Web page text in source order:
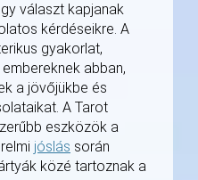
választ kapjanak
kérdéseikre. A
gyakorlat,
abban,
a jövőjükbe és
A Tarot
eszközök a
jóslás során
közé tartoznak a